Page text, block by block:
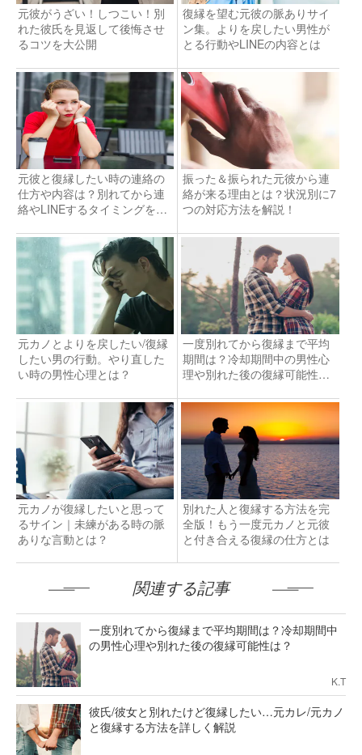
元彼がうざい！しつこい！別
れた彼氏を見返して後悔させ
るコツを大公開
復縁を望む元彼の脈ありサイ
ン集。よりを戻したい男性が
とる行動やLINEの内容とは
元彼と復縁したい時の連絡の
仕方や内容は？別れてから連
絡やLINEするタイミングを解
振った＆振られた元彼から連
絡が来る理由とは？状況別に7
つの対応方法を解説！
元カノとよりを戻したい/復縁
したい男の行動。やり直した
い時の男性心理とは？
一度別れてから復縁まで平均
期間は？冷却期間中の男性心
理や別れた後の復縁可能性
元カノが復縁したいと思って
るサイン｜未練がある時の脈
ありな言動とは？
別れた人と復縁する方法を完
全版！もう一度元カノと元彼
と付き合える復縁の仕方とは
関連する記事
一度別れてから復縁まで平均期間は？冷却期間中
の男性心理や別れた後の復縁可能性は？
K.T
彼氏/彼女と別れたけど復縁したい…元カレ/元カノ
と復縁する方法を詳しく解説